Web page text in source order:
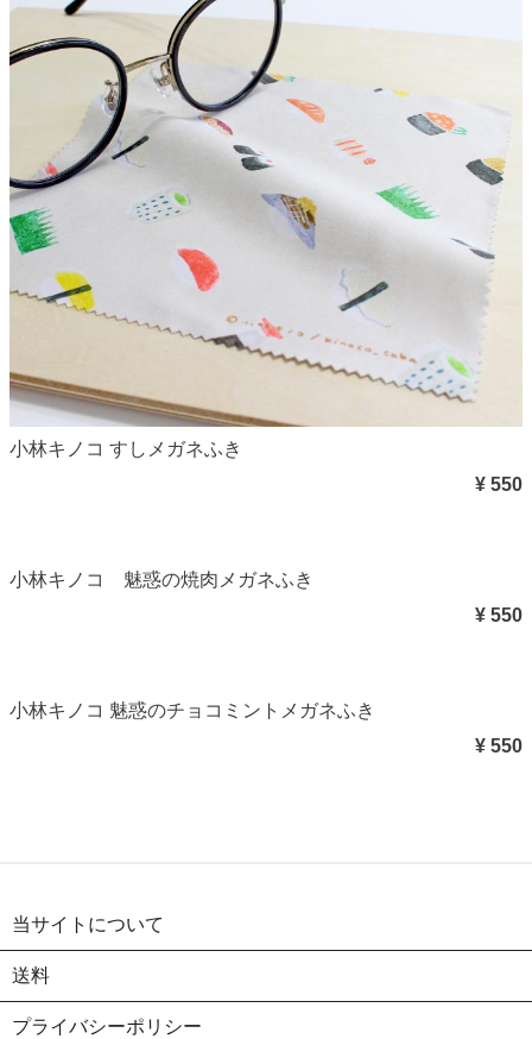
小林キノコ すしメガネふき
¥ 550
小林キノコ 魅惑の焼肉メガネふき
¥ 550
小林キノコ 魅惑のチョコミントメガネふき
¥ 550
当サイトについて
送料
プライバシーポリシー